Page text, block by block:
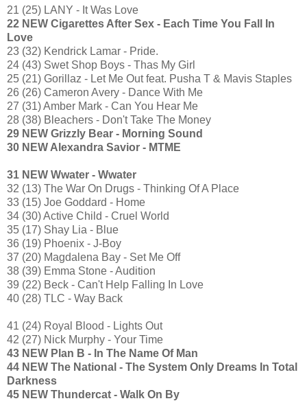
21 (25) LANY - It Was Love
22 NEW Cigarettes After Sex - Each Time You Fall In
Love
23 (32) Kendrick Lamar - Pride.
24 (43) Swet Shop Boys - Thas My Girl
25 (21) Gorillaz - Let Me Out feat. Pusha T & Mavis Staples
26 (26) Cameron Avery - Dance With Me
27 (31) Amber Mark - Can You Hear Me
28 (38) Bleachers - Don't Take The Money
29 NEW Grizzly Bear - Morning Sound
30 NEW Alexandra Savior - MTME
31 NEW Wwater - Wwater
32 (13) The War On Drugs - Thinking Of A Place
33 (15) Joe Goddard - Home
34 (30) Active Child - Cruel World
35 (17) Shay Lia - Blue
36 (19) Phoenix - J-Boy
37 (20) Magdalena Bay - Set Me Off
38 (39) Emma Stone - Audition
39 (22) Beck - Can't Help Falling In Love
40 (28) TLC - Way Back
41 (24) Royal Blood - Lights Out
42 (27) Nick Murphy - Your Time
43 NEW Plan B - In The Name Of Man
44 NEW The National - The System Only Dreams In Total
Darkness
45 NEW Thundercat - Walk On By